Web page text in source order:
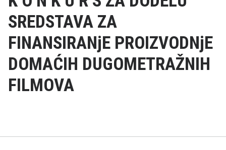
SREDSTAVA ZA
FINANSIRANjE PROIZVODNjE
DOMAĆIH DUGOMETRAŽNIH
FILMOVA